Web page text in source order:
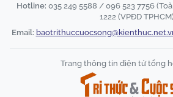
Hotline: 035 249 5588 / 096 523 7756
1222 (VPĐD TPHCM)
Email:
Trang thông tin điện tử tổng